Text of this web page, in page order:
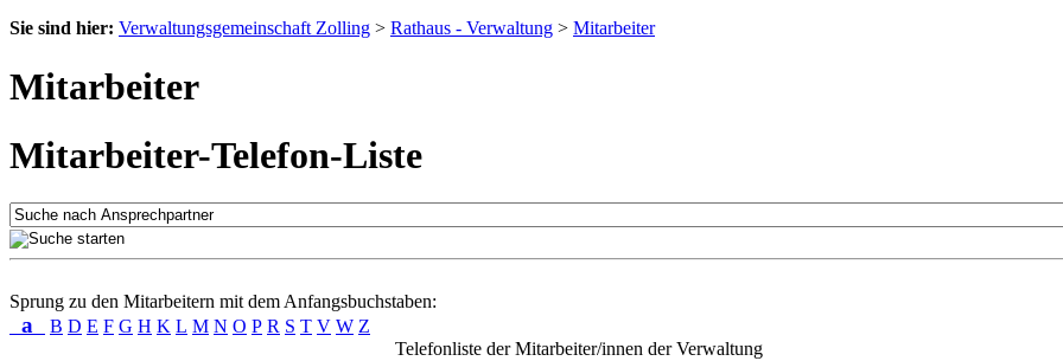
Sie sind hier: Verwaltungsgemeinschaft Zolling > Rathaus - Verwaltung > Mitarbeiter
Mitarbeiter
Mitarbeiter-Telefon-Liste
Sprung zu den Mitarbeitern mit dem Anfangsbuchstaben:
a B D E F G H K L M N O P R S T V W Z
Telefonliste der Mitarbeiter/innen der Verwaltung